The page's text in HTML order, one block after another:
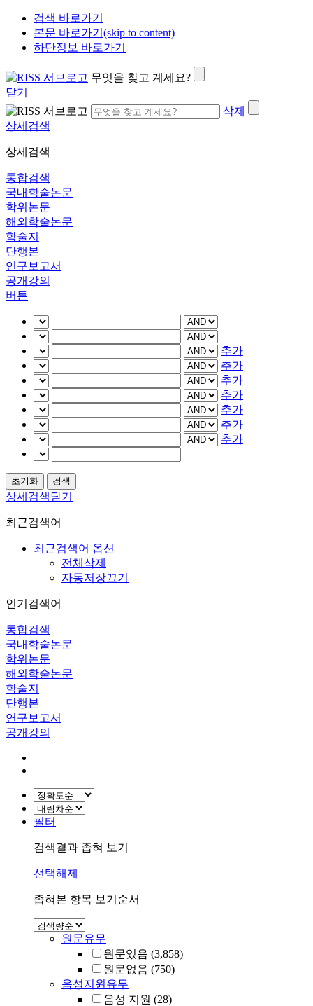
검색 바로가기
본문 바로가기(skip to content)
하단정보 바로가기
무엇을 찾고 계세요?
닫기
삭제
상세검색
상세검색
통합검색
국내학술논문
학위논문
해외학술논문
학술지
단행본
연구보고서
공개강의
버튼
추가
추가
추가
추가
추가
추가
추가
상세검색닫기
최근검색어
최근검색어 옵션
전체삭제
자동저장끄기
인기검색어
통합검색
국내학술논문
학위논문
해외학술논문
학술지
단행본
연구보고서
공개강의
필터
검색결과 좁혀 보기
선택해제
좁혀본 항목 보기순서
원문유무
원문있음 (3,858)
원문없음 (750)
음성지원유무
음성 지원 (28)